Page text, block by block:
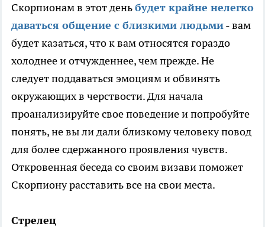
Скорпионам в этот деньбудет крайне нелегко
даваться общение с близкими людьми- вам
будет казаться, что к вам относятся гораздо
холоднее и отчужденнее, чем прежде. Не
следует поддаваться эмоциям и обвинять
окружающих в черствости. Для начала
проанализируйте свое поведение и попробуйте
понять, не вы ли дали близкому человеку повод
для более сдержанного проявления чувств.
Откровенная беседа со своим визави поможет
Скорпиону расставить все на свои места.
Стрелец